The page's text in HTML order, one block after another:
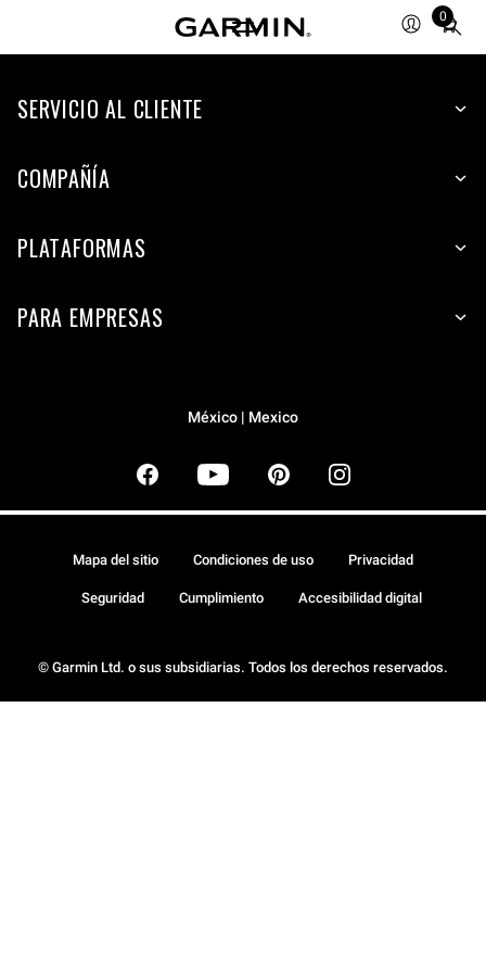
0
Total
items
cart:
SERVICIO AL CLIENTE
COMPAÑÍA
PLATAFORMAS
PARA EMPRESAS
México | Mexico
© Garmin Ltd. o sus subsidiarias. Todos los derechos reservados.
Mapa del sitio Condiciones de uso Privacidad
Seguridad Cumplimiento Accesibilidad digital